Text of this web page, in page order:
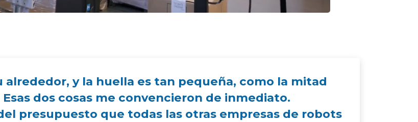
alrededor, y la huella es tan pequeña, como la mitad
dos cosas me convencieron de inmediato.
presupuesto que todas las otras empresas de robots